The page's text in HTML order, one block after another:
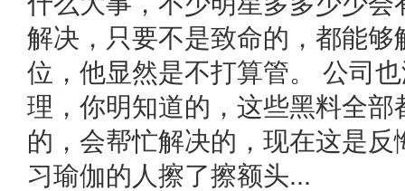
解决，只要不是致命的，都能
位，他显然是不打算管。 公司
理，你明知道的，这些黑料全部
的，会帮忙解决的，现在这是
习瑜伽的人擦了擦额头...